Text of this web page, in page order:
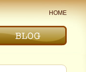
HOME